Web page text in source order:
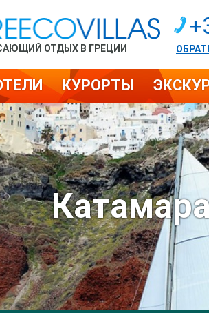
ОТДЫХ В ГРЕЦИИ
КУРОРТЫ